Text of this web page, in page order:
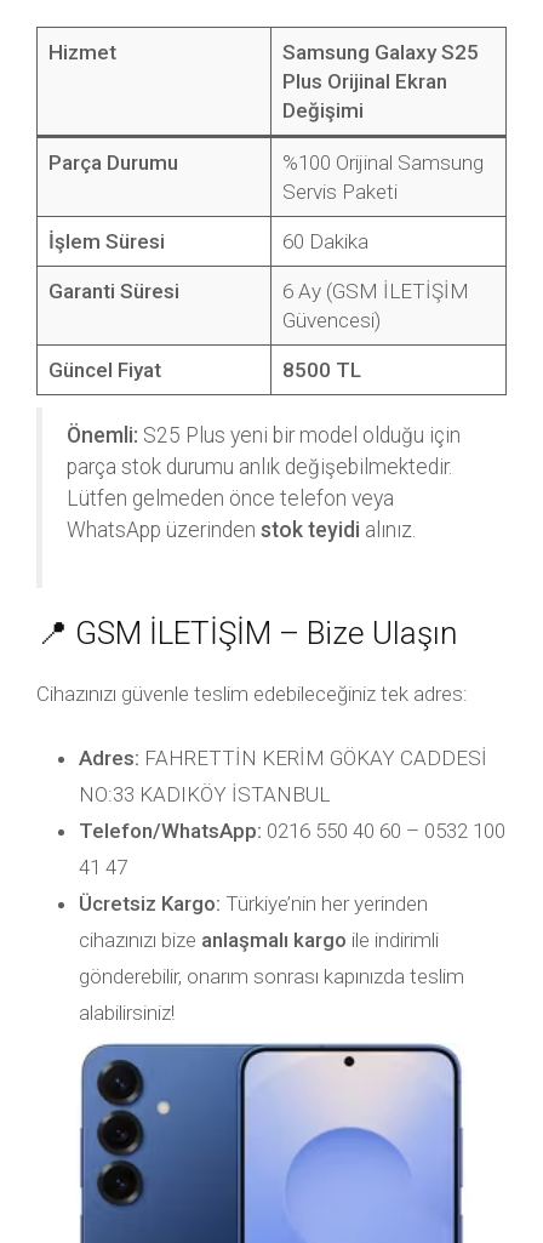
Hizmet
Samsung Galaxy S25
Plus Orijinal Ekran
Değişimi
Parça Durumu
%100 Orijinal Samsung
Servis Paketi
İşlem Süresi 60 Dakika
Garanti Süresi
6 Ay (GSM İLETİŞİM
Güvencesi)
Güncel Fiyat 8500 TL
Önemli: S25 Plus yeni bir model olduğu için
parça stok durumu anlık değişebilmektedir.
Lütfen gelmeden önce telefon veya
WhatsApp üzerinden stok teyidi alınız.
📍 GSM İLETİŞİM – Bize Ulaşın
Cihazınızı güvenle teslim edebileceğiniz tek adres:
Adres: FAHRETTİN KERİM GÖKAY CADDESİ
NO:33 KADIKÖY İSTANBUL
Telefon/WhatsApp: 0216 550 40 60 – 0532 100
41 47
Ücretsiz Kargo: Türkiye’nin her yerinden
cihazınızı bize anlaşmalı kargo ile indirimli
gönderebilir, onarım sonrası kapınızda teslim
alabilirsiniz!